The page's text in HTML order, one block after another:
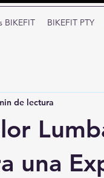
BIKEFIT BIKEFIT PTY
una
de lectura